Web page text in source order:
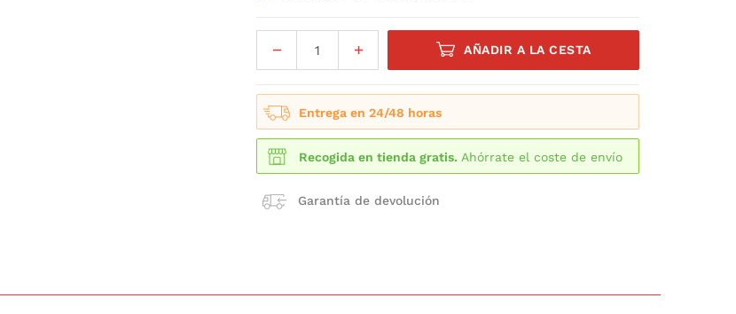
AÑADIR A LA CESTA
Entrega en 24/48 horas
Recogida en tienda gratis. Ahórrate el coste de envío
Garantía de devolución